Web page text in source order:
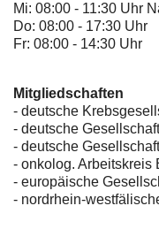
Mi: 08:00 - 11:30 Uhr
Do: 08:00 - 17:30 Uhr
Fr: 08:00 - 14:30 Uhr
Mitgliedschaften
- deutsche
- deutsche
- deutsche
- onkolog. Arbeitskreis
- europäische
- nordrhein-